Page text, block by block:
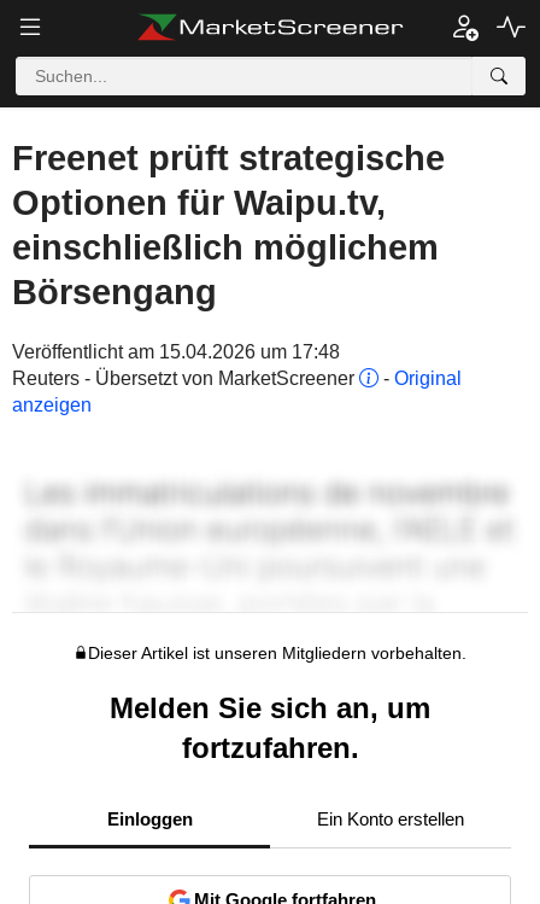
Freenet prüft strategische
Optionen für Waipu.tv,
einschließlich möglichem
Börsengang
Veröffentlicht am 15.04.2026 um 17:48
Reuters - Übersetzt von MarketScreener
- Original
anzeigen
Dieser Artikel ist unseren Mitgliedern vorbehalten.
Melden Sie sich an, um
fortzufahren.
Einloggen Ein Konto erstellen
Mit Google fortfahren